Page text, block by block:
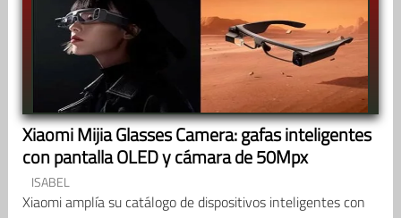
Xiaomi Mijia Glasses Camera: gafas inteligentes
con pantalla OLED y cámara de 50Mpx
ISABEL
Xiaomi amplía su catálogo de dispositivos inteligentes con